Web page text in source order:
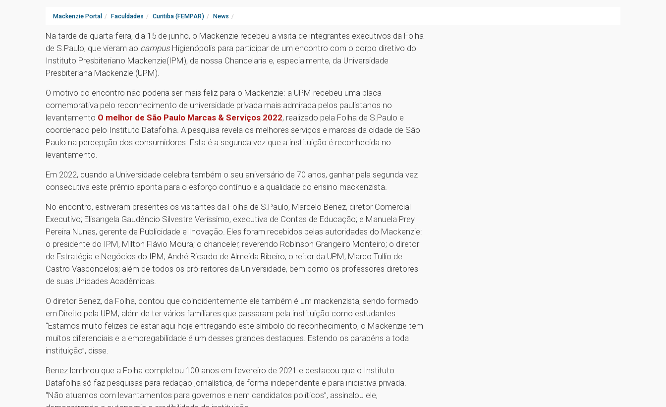
Mackenzie Portal Faculdades Curitiba (FEMPAR) News
Na tarde de quarta-feira, dia 15 de junho, o Mackenzie recebeu a visita de integrantes executivos da Folha
de S.Paulo, que vieram ao campus Higienópolis para participar de um encontro com o corpo diretivo do
Instituto Presbiteriano Mackenzie(IPM), de nossa Chancelaria e, especialmente, da Universidade
Presbiteriana Mackenzie (UPM).
O motivo do encontro não poderia ser mais feliz para o Mackenzie: a UPM recebeu uma placa
comemorativa pelo reconhecimento de universidade privada mais admirada pelos paulistanos no
levantamento O melhor de São Paulo Marcas & Serviços 2022, realizado pela Folha de S.Paulo e
coordenado pelo Instituto Datafolha. A pesquisa revela os melhores serviços e marcas da cidade de São
Paulo na percepção dos consumidores. Esta é a segunda vez que a instituição é reconhecida no
levantamento.
Em 2022, quando a Universidade celebra também o seu aniversário de 70 anos, ganhar pela segunda vez
consecutiva este prêmio aponta para o esforço contínuo e a qualidade do ensino mackenzista.
No encontro, estiveram presentes os visitantes da Folha de S.Paulo, Marcelo Benez, diretor Comercial
Executivo; Elisangela Gaudêncio Silvestre Veríssimo, executiva de Contas de Educação; e Manuela Prey
Pereira Nunes, gerente de Publicidade e Inovação. Eles foram recebidos pelas autoridades do Mackenzie:
o presidente do IPM, Milton Flávio Moura; o chanceler, reverendo Robinson Grangeiro Monteiro; o diretor
de Estratégia e Negócios do IPM, André Ricardo de Almeida Ribeiro; o reitor da UPM, Marco Tullio de
Castro Vasconcelos; além de todos os pró-reitores da Universidade, bem como os professores diretores
de suas Unidades Acadêmicas.
O diretor Benez, da Folha, contou que coincidentemente ele também é um mackenzista, sendo formado
em Direito pela UPM, além de ter vários familiares que passaram pela instituição como estudantes.
“Estamos muito felizes de estar aqui hoje entregando este símbolo do reconhecimento, o Mackenzie tem
muitos diferenciais e a empregabilidade é um desses grandes destaques. Estendo os parabéns a toda
instituição”, disse.
Benez lembrou que a Folha completou 100 anos em fevereiro de 2021 e destacou que o Instituto
Datafolha só faz pesquisas para redação jornalística, de forma independente e para iniciativa privada.
“Não atuamos com levantamentos para governos e nem candidatos políticos”, assinalou ele,